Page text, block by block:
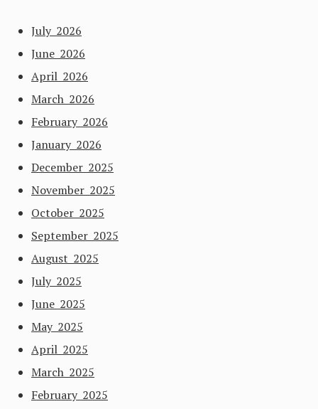
July 2026
June 2026
April 2026
March 2026
February 2026
January 2026
December 2025
November 2025
October 2025
September 2025
August 2025
July 2025
June 2025
May 2025
April 2025
March 2025
February 2025